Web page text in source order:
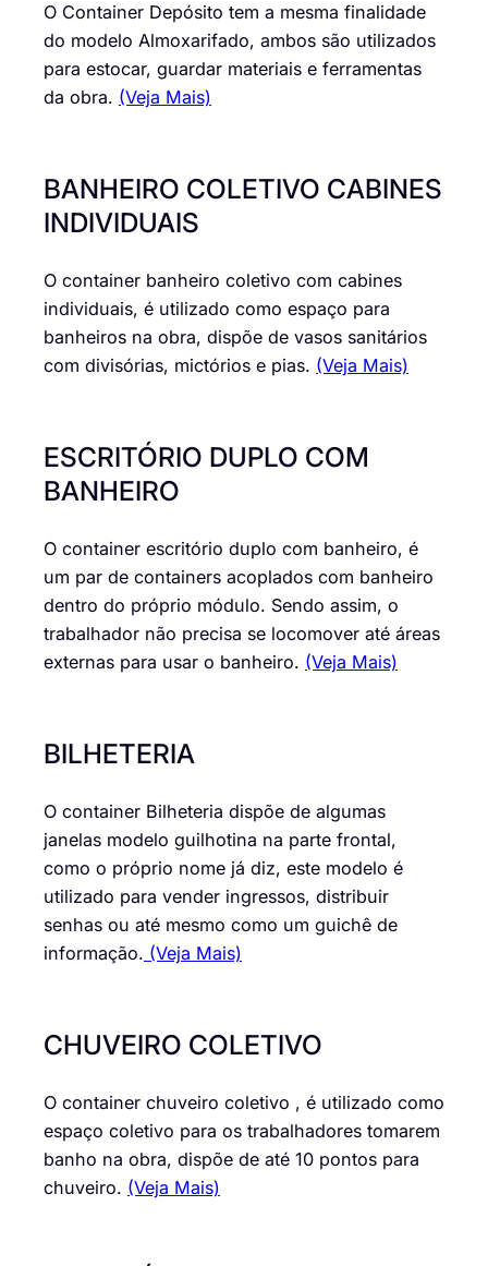
O Container Depósito tem a mesma finalidade
do modelo Almoxarifado, ambos são utilizados
para estocar, guardar materiais e ferramentas
da obra. (Veja Mais)
BANHEIRO COLETIVO CABINES
INDIVIDUAIS
O container banheiro coletivo com cabines
individuais, é utilizado como espaço para
banheiros na obra, dispõe de vasos sanitários
com divisórias, mictórios e pias. (Veja Mais)
ESCRITÓRIO DUPLO COM
BANHEIRO
O container escritório duplo com banheiro, é
um par de containers acoplados com banheiro
dentro do próprio módulo. Sendo assim, o
trabalhador não precisa se locomover até áreas
externas para usar o banheiro. (Veja Mais)
BILHETERIA
O container Bilheteria dispõe de algumas
janelas modelo guilhotina na parte frontal,
como o próprio nome já diz, este modelo é
utilizado para vender ingressos, distribuir
senhas ou até mesmo como um guichê de
informação. (Veja Mais)
CHUVEIRO COLETIVO
O container chuveiro coletivo , é utilizado como
espaço coletivo para os trabalhadores tomarem
banho na obra, dispõe de até 10 pontos para
chuveiro. (Veja Mais)